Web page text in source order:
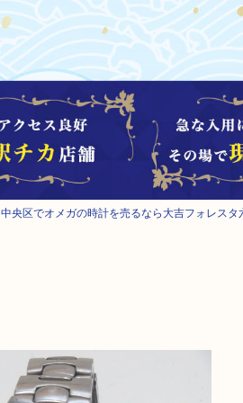
中央区でオメガの時計を売るなら大吉フォレスタ